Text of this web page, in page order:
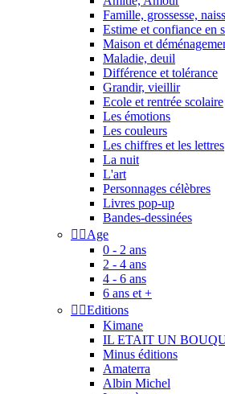
Famille, grossesse,
Estime et confiance en
Maison et
Maladie, deuil
Différence et tolérance
Grandir, vieillir
Ecole et rentrée scolaire
Les émotions
Les couleurs
Les chiffres et les lettres
La nuit
L'art
Personnages célèbres
Livres pop-up
Bandes-dessinées
 Age
0 - 2 ans
2 - 4 ans
4 - 6 ans
6 ans et +
 Editions
Kimane
IL ETAIT UN
Minus éditions
Amaterra
Albin Michel